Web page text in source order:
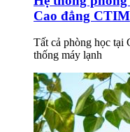
Cao đẳng CTIM
Tất cả phòng học tại
thống máy lạnh